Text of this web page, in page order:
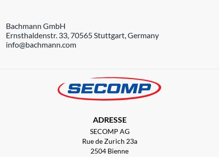
Bachmann GmbH
Ernsthaldenstr. 33, 70565 Stuttgart, Germany
info@bachmann.com
ADRESSE
SECOMP AG
Rue de Zurich 23a
2504 Bienne